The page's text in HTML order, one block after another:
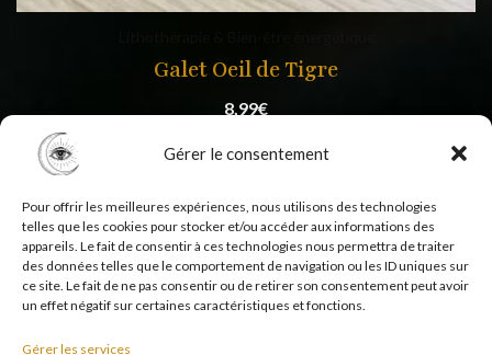
Gérer le consentement
Pour offrir les meilleures expériences, nous utilisons des technologies
telles que les cookies pour stocker et/ou accéder aux informations des
appareils. Le fait de consentir à ces technologies nous permettra de traiter
des données telles que le comportement de navigation ou les ID uniques sur
ce site. Le fait de ne pas consentir ou de retirer son consentement peut avoir
un effet négatif sur certaines caractéristiques et fonctions.
Gérer les services
Galet Oeil de Tigre
8,99€
Copyright © 2026 Psycholistik Box | EI Delphine